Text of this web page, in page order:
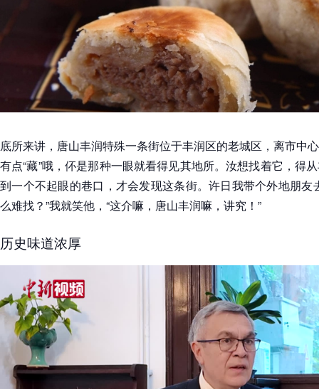
底所来讲，唐山丰润特殊一条街位于丰润区的老城区，离市中
有点“藏”哦，伓是那种一眼就看得见其地所。汝想找着它，得
到一个不起眼的巷口，才会发现这条街。许日我带个外地朋友
么难找？”我就笑他，“这介嘛，唐山丰润嘛，讲究！”
历史味道浓厚